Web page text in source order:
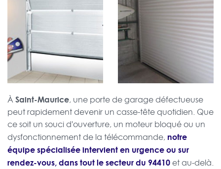
ÀSaint-Maurice, une porte de garage défectueuse
peut rapidement devenir un casse-tête quotidien. Que
ce soit un souci d'ouverture, un moteur bloqué ou un
dysfonctionnement de la télécommande, notre
équipe spécialisée intervient en urgence ou sur
rendez-vous, dans tout le secteur du 94410 et au-delà.